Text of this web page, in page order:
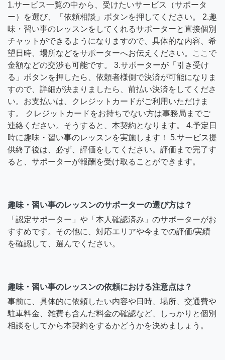
1.サービス一覧の中から、受けたいサービス（サポータ
ー）を選び、「依頼相談」ボタンを押してください。 2.趣
味・習い事のレッスンをしてくれるサポーターと直接個別
チャットができるようになりますので、具体的な内容、希
望日時、場所などをサポーターへお伝えください。ここで
金額などの交渉も可能です。 3.サポーターが「引き受け
る」ボタンを押したら、依頼者様側で決済が可能になりま
すので、詳細が決まりましたら、前払い決済をしてくださ
い。お支払いは、クレジットカードがご利用いただけま
す。 クレジットカードをお持ちでない方は事務局までご
連絡ください。そうすると、本契約となります。 4.予定日
時に趣味・習い事のレッスンを実施します！ 5.サービス提
供終了後は、必ず、評価をしてください。評価まで完了す
ると、サポーターが報酬を受け取ることができます。
趣味・習い事のレッスンのサポーターの選び方は？
「認定サポーター」や「本人確認済み」のサポーターがお
すすめです。その他に、対応エリアや今までの評価/実績
を確認して、選んでください。
趣味・習い事のレッスンの依頼における注意点は？
事前に、具体的に依頼したい内容や日時、場所、交通費や
駐車料金、雑費も含んだ料金の確認など、しっかりと個別
相談をしてから本契約をするかどうかを決めましょう。